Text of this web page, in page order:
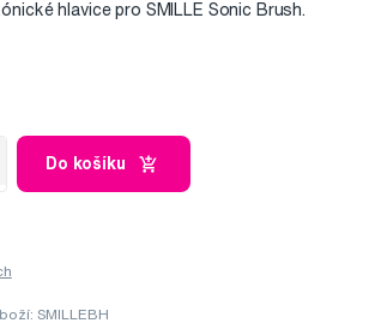
hlavice pro SMILLE Sonic Brush.
Do košíku
SMILLEBH